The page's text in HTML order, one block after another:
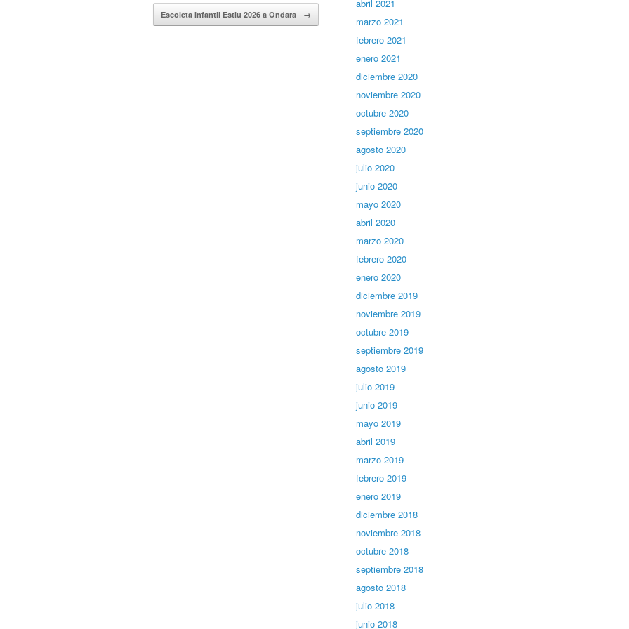
Escoleta Infantil Estiu 2026 a Ondara →
abril 2021
marzo 2021
febrero 2021
enero 2021
diciembre 2020
noviembre 2020
octubre 2020
septiembre 2020
agosto 2020
julio 2020
junio 2020
mayo 2020
abril 2020
marzo 2020
febrero 2020
enero 2020
diciembre 2019
noviembre 2019
octubre 2019
septiembre 2019
agosto 2019
julio 2019
junio 2019
mayo 2019
abril 2019
marzo 2019
febrero 2019
enero 2019
diciembre 2018
noviembre 2018
octubre 2018
septiembre 2018
agosto 2018
julio 2018
junio 2018